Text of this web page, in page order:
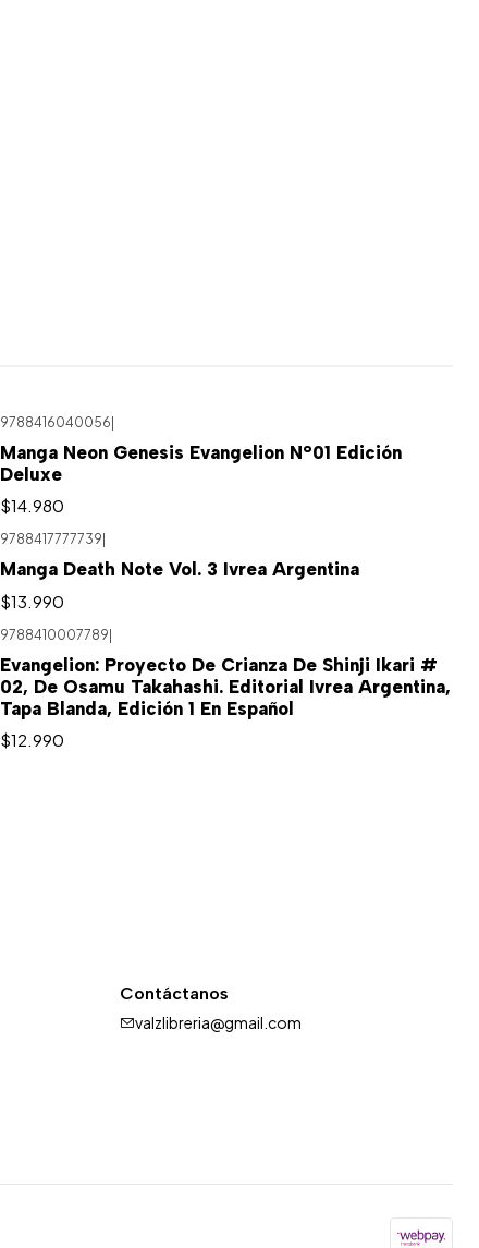
9788416040056
Manga Neon Genesis Evangelion N°01 Edición
Deluxe
$14.980
9788417777739
Manga Death Note Vol. 3 Ivrea Argentina
$13.990
9788410007789|
Evangelion: Proyecto De Crianza De Shinji Ikari #
02, De Osamu Takahashi. Editorial Ivrea Argentina,
Tapa Blanda, Edición 1 En Español
$12.990
Contáctanos
valzlibreria@gmail.com